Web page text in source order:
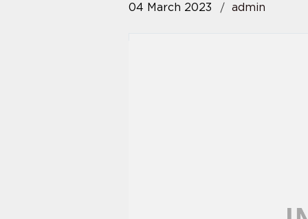
04 March 2023 admin